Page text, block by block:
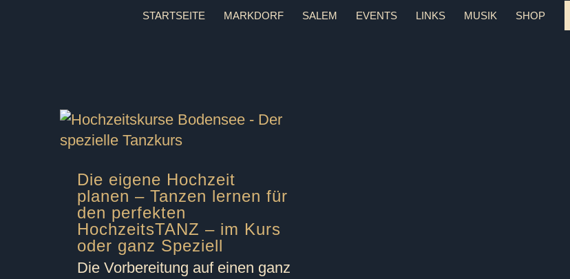
STARTSEITE MARKDORF SALEM EVENTS LINKS MUSIK SHOP
Die eigene Hochzeit
planen – Tanzen lernen für
den perfekten
HochzeitsTANZ – im Kurs
oder ganz Speziell
Die Vorbereitung auf einen ganz